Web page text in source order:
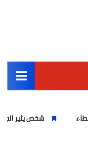
يثير الجدل بعد منعه من